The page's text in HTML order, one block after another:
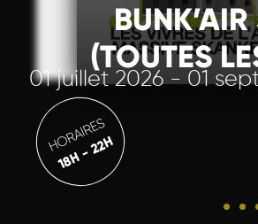
(TOUTES
01 juillet 2026 - 01
HORAIRES
18H - 22H